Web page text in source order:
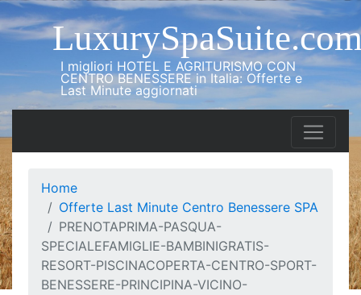
I migliori HOTEL E AGRITURISMO CON
CENTRO BENESSERE in Italia: Offerte e
Last Minute aggiornati
Home
Offerte Last Minute Centro Benessere SPA
PRENOTAPRIMA-PASQUA-
SPECIALEFAMIGLIE-BAMBINIGRATIS-
RESORT-PISCINACOPERTA-CENTRO-SPORT-
BENESSERE-PRINCIPINA-VICINO-